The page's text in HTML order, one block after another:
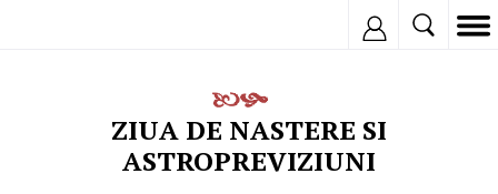
ZIUA DE NASTERE SI
ASTROPREVIZIUNI